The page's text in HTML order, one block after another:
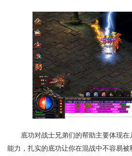
底功对战士兄弟们的帮助主要体现
能力，扎实的底功让你在混战中不容易